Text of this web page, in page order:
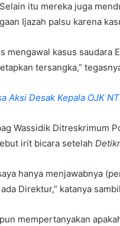
itu mereka juga
Ijazah palsu karena
mengawal kasus
tersangka,”
Aksi Desak Kepala OJK
Wassidik Ditreskrimum
irit bicara setelah
hanya menjawabnya
Direktur,” katanya
mempertanyakan